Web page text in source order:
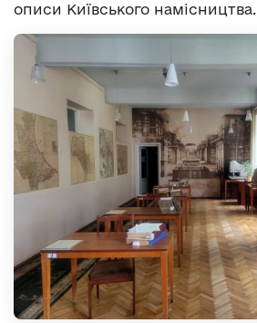
описи Київського намісництва.